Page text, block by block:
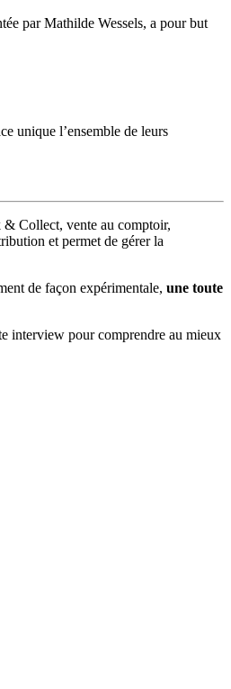
par Mathilde Wessels, a pour but
unique l’ensemble de leurs
& Collect, vente au comptoir,
et permet de gérer la
de façon expérimentale, une toute
interview pour comprendre au mieux